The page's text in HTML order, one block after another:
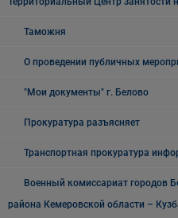
Таможня
О проведении публичных
"Мои документы" г. Белово
Прокуратура разъясняет
Транспортная прокуратура
Военный комиссариат городов
района Кемеровской области –